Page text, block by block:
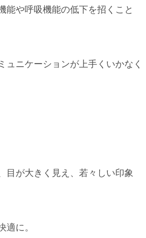
能や呼吸機能の低下を招くこと
ュニケーションが上手くいかなく
目が大きく見え、若々しい印象
に。